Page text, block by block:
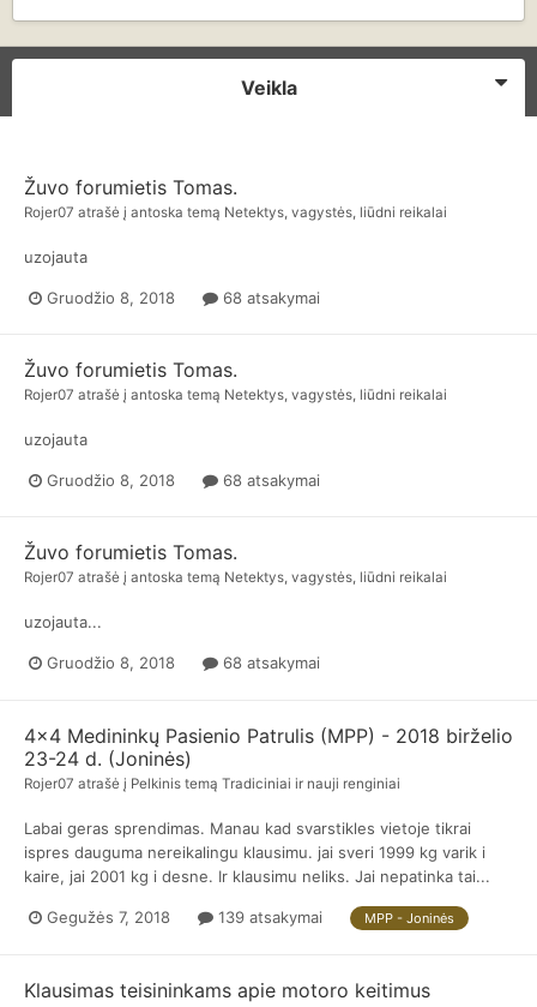
Veikla
Žuvo forumietis Tomas.
Rojer07 atrašė į antoska temą Netektys, vagystės, liūdni reikalai
uzojauta
Gruodžio 8, 2018 68 atsakymai
Žuvo forumietis Tomas.
Rojer07 atrašė į antoska temą Netektys, vagystės, liūdni reikalai
uzojauta
Gruodžio 8, 2018 68 atsakymai
Žuvo forumietis Tomas.
Rojer07 atrašė į antoska temą Netektys, vagystės, liūdni reikalai
uzojauta...
Gruodžio 8, 2018 68 atsakymai
4x4 Medininkų Pasienio Patrulis (MPP) - 2018 birželio
23-24 d. (Joninės)
Rojer07 atrašė į Pelkinis temą Tradiciniai ir nauji renginiai
Labai geras sprendimas. Manau kad svarstikles vietoje tikrai
ispres dauguma nereikalingu klausimu. jai sveri 1999 kg varik i
kaire, jai 2001 kg i desne. Ir klausimu neliks. Jai nepatinka tai...
Gegužės 7, 2018 139 atsakymai MPP - Joninės
Klausimas teisininkams apie motoro keitimus